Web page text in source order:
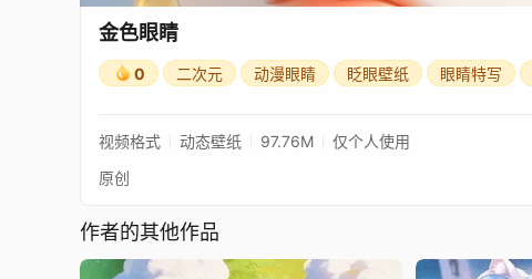
金色眼睛
0 二次元 动漫眼睛 眨眼壁纸 眼睛特写
视频格式 动态壁纸 97.76M 仅个人使用
原创
作者的其他作品